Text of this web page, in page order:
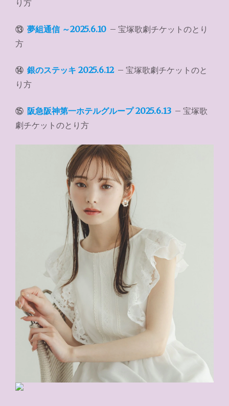
り方
⑬ 夢組通信 ～2025.6.10 – 宝塚歌劇チケットのとり
方
⑭ 銀のステッキ 2025.6.12 – 宝塚歌劇チケットのと
り方
⑮ 阪急阪神第一ホテルグループ 2025.6.13 – 宝塚歌
劇チケットのとり方